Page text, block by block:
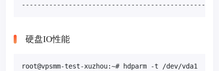
硬盘IO性能
root@vpsmm-test-xuzhou:~# hdparm -t /dev/vda1